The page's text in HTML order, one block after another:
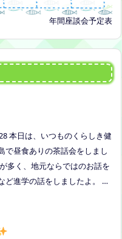
年間座談会予定表
本日は、いつものくらしき健
で昼食ありの茶話会をしまし
多く、地元ならではのお話を
ど進学の話をしましたよ。 通
いますので、ご興味のある方